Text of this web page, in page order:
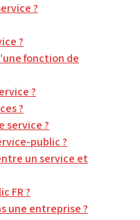
?
?
fonction de
?
?
service ?
public ?
un service et
FR ?
une entreprise ?